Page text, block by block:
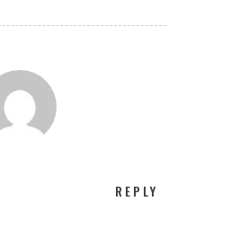
REPLY